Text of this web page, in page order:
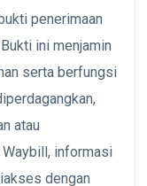
penerimaan
ini menjamin
serta berfungsi
atau
Waybill, informasi
dengan